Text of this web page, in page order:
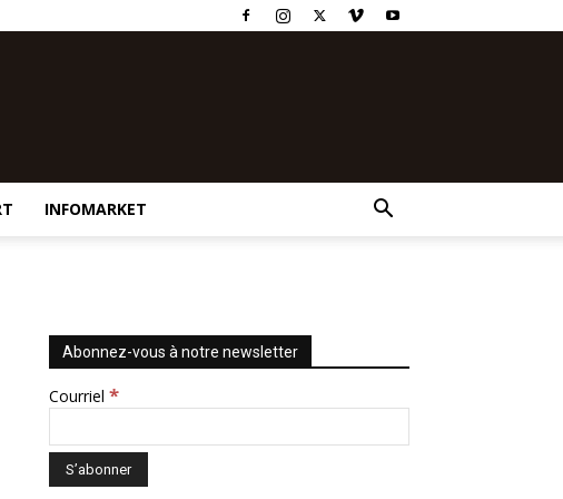
INFOMARKET
Abonnez-vous à notre newsletter
Courriel *